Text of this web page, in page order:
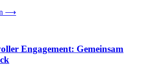
⟶
Engagement: Gemeinsam